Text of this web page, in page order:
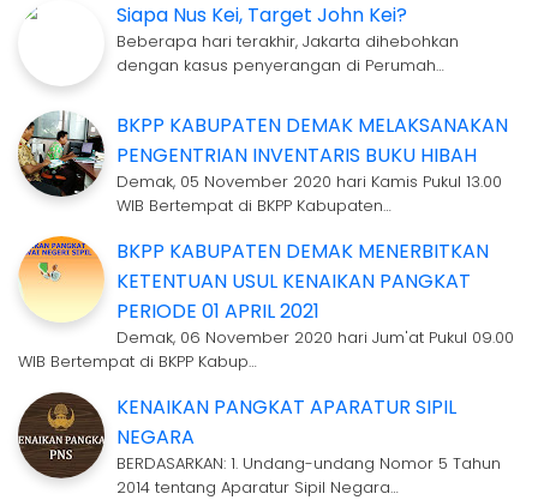
Siapa Nus Kei, Target John Kei?
Beberapa hari terakhir, Jakarta dihebohkan
dengan kasus penyerangan di Perumah…
BKPP KABUPATEN DEMAK MELAKSANAKAN
PENGENTRIAN INVENTARIS BUKU HIBAH
Demak, 05 November 2020 hari Kamis Pukul 13.00
WIB Bertempat di BKPP Kabupaten…
BKPP KABUPATEN DEMAK MENERBITKAN
KETENTUAN USUL KENAIKAN PANGKAT
PERIODE 01 APRIL 2021
Demak, 06 November 2020 hari Jum'at Pukul 09.00
WIB Bertempat di BKPP Kabup…
KENAIKAN PANGKAT APARATUR SIPIL
NEGARA
BERDASARKAN: 1. Undang-undang Nomor 5 Tahun
2014 tentang Aparatur Sipil Negara…